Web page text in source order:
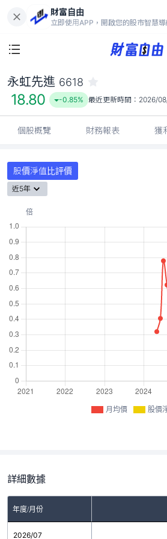
財富自由
立即使用APP，開啟您的股市智慧導
18.80
-0.85%
永虹先進 6618
18.80 -0.85% 最近更新時間： 2026/
個股概覽 財務報表 獲
股價淨值比評價
近5年
月均價 股價
詳細數據
年度/月份
2026/07